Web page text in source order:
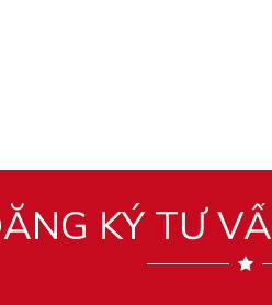
KÝ TƯ